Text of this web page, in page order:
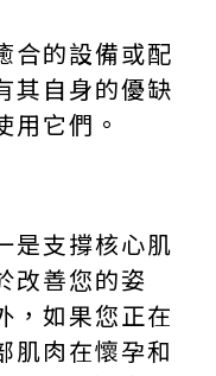
合的設備或配
其自身的優缺
用它們。
是支撐核心肌
改善您的姿
，如果您正在
肌肉在懷孕和